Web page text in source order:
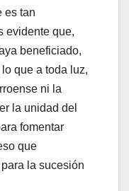
es tan
evidente que,
beneficiado,
que a toda luz,
ni la
la unidad del
fomentar
que
la sucesión